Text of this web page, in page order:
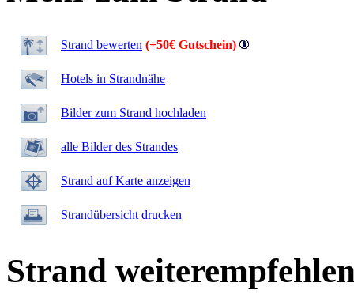
Strand bewerten (+50€ Gutschein)
Hotels in Strandnähe
Bilder zum Strand hochladen
alle Bilder des Strandes
Strand auf Karte anzeigen
Strandübersicht drucken
Strand